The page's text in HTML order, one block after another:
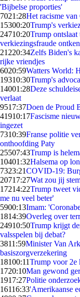
'Bijbelse proporties'
7021:28Het racisme
15300:20Trump's
24710:20Trump
verkiezingsfraude
21220:34Zelfs Biden's
rijke vriendjes
6020:59Watters World:
19310:30Trump's
14001:28Deze
verlaat
9517:37Doen de Proud
41910:17Fascisme
ingezet
7310:39Franse politie
onthoofding Paty
25507:43Trump is
10401:32Halsema op
7323:21COVID-19:
20717:27Wat zou jij
17214:22Trump tweet
me nu veel beter'
5900:13Imam:
1814:39Overleg over
24910:50Trump krijgt
valsspelen bij debat?
3811:59Minister Van
basiszorgverzekering
18100:11Trump voor 2e
1720:10Man gewond
1917:27Politie
16116:33'Amerikaanse